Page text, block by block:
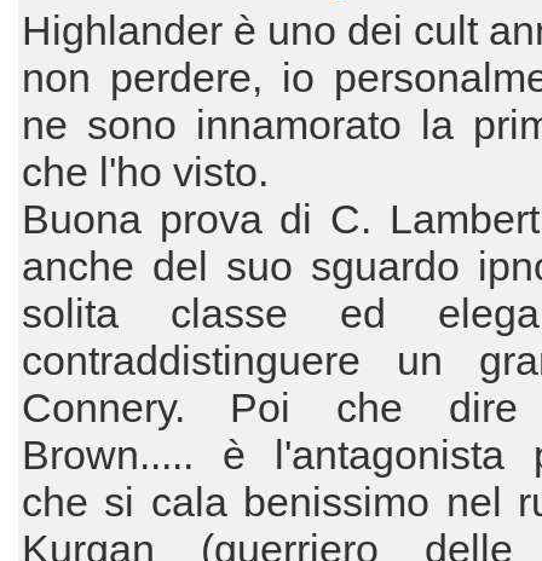
Highlander è uno dei cult
non perdere, io
ne sono innamorato la
che l'ho visto.
Buona prova di C.
anche del suo sguardo
solita classe ed
contraddistinguere un
Connery. Poi che
Brown..... è l'antagonista
che si cala benissimo nel
Kurgan (guerriero delle